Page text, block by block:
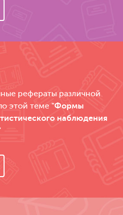
рефераты различной
этой теме "Формы
наблюдения